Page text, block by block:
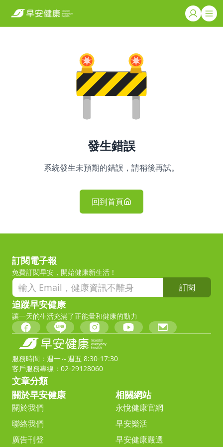
發生錯誤
系統發生未預期的錯誤，請稍後再試。
回到首頁
訂閱電子報
免費訂閱早安，開始健康新生活！
訂閱
追蹤早安健康
讓一天的生活充滿了正能量和健康的動力
服務時間：週一～週五 8:30-17:30
客戶服務專線：02-29128060
文章分類
關於早安健康
關於我們
聯絡我們
廣告刊登
相關網站
永悅健康官網
早安樂活
早安健康嚴選